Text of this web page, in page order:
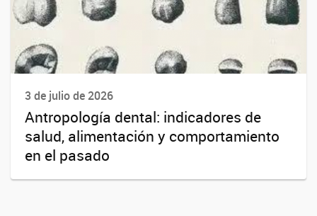
3 de julio de 2026
Antropología dental: indicadores de
salud, alimentación y comportamiento
en el pasado